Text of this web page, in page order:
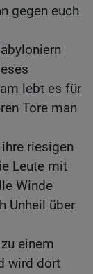
gegen euch
lebt es für
Tore man
riesigen
Leute mit
Winde
Unheil über
einem
wird dort